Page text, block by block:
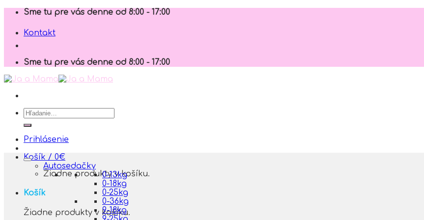
Skip
content
Sme tu pre vás denne od 8:00 - 17:00
Kontakt
Sme tu pre vás denne od 8:00 - 17:00
Hľadať:
Prihlásenie
Košík / 0€
Žiadne produkty v košíku.
Košík
Žiadne produkty v košíku.
Autosedačky
0-13kg
0-18kg
0-25kg
0-36kg
9-18kg